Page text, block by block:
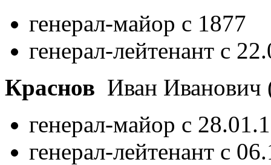
генерал-майор с 1877
генерал-лейтенант с
Краснов Иван Иванович
генерал-майор с
генерал-лейтенант с